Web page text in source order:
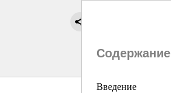
Содержание
Введение